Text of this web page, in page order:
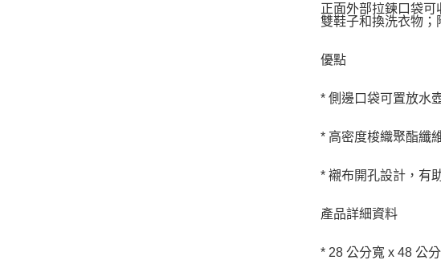
正面外部拉鍊口袋
雙鞋子和換洗衣物；
優點
* 側邊口袋可置放水
* 高密度梭織聚酯纖
* 襯布開孔設計，有
產品詳細資料
* 28 公分寬 x 48 公